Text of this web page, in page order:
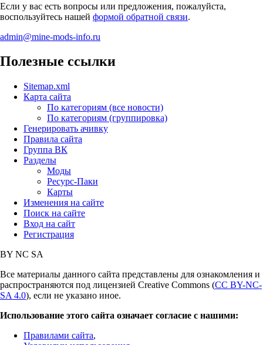
Если у вас есть вопросы или предложения, пожалуйста,
воспользуйтесь нашей формой обратной связи.
admin@mine-mods-info.ru
Полезные ссылки
Sitemap.xml
Карта сайта
По категориям (все новости)
По категориям (группировка)
Генерировать ачивку
Правила сайта
Группа ВК
Разделы
Моды
Ресурс-Паки
Карты
Изменения на сайте
Поиск на сайте
Вход на сайт
Регистрация
BY NC SA
Все материалы данного сайта представлены для ознакомления и
распространяются под лицензией Creative Commons (CC BY-NC-
SA 4.0), если не указано иное.
Использование этого сайта означает согласие с нашими:
Правилами сайта,